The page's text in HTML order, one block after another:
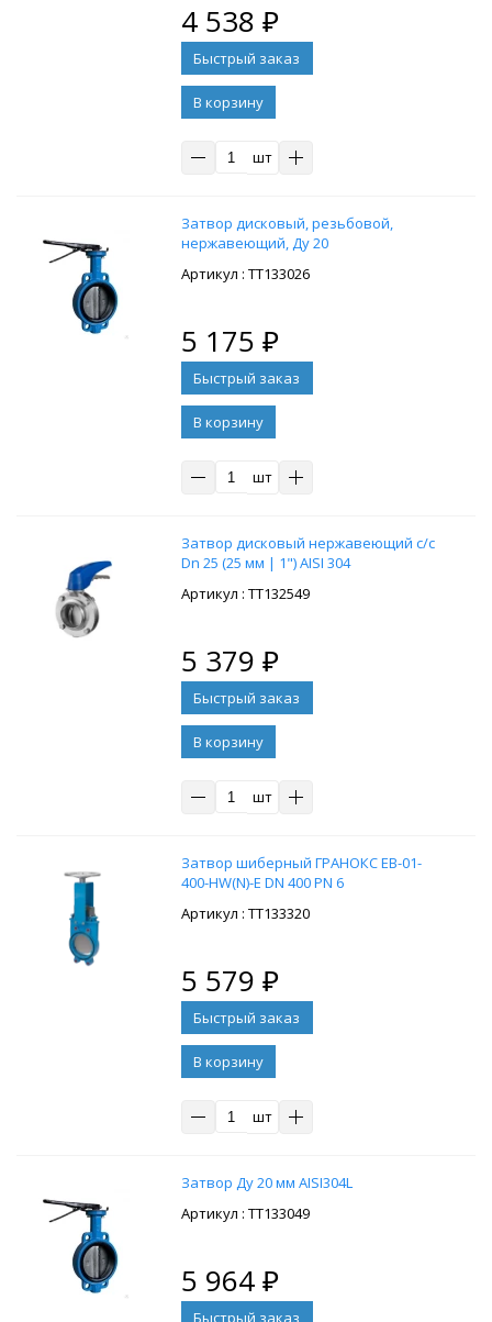
4 538 ₽
В корзину
шт
Затвор дисковый, резьбовой,
нержавеющий, Ду 20
: ТТ133026
5 175 ₽
В корзину
шт
Затвор дисковый нержавеющий с/с
Dn 25 (25 мм | 1") AISI 304
: ТТ132549
5 379 ₽
В корзину
шт
Затвор шиберный ГРАНОКС EB-01-
400-HW(N)-E DN 400 PN 6
: ТТ133320
5 579 ₽
В корзину
шт
Затвор Ду 20 мм AISI304L
: ТТ133049
5 964₽